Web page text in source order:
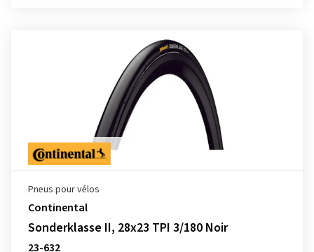
Pneus pour vélos
Continental
Sonderklasse II, 28x23 TPI 3/180 Noir
23-632